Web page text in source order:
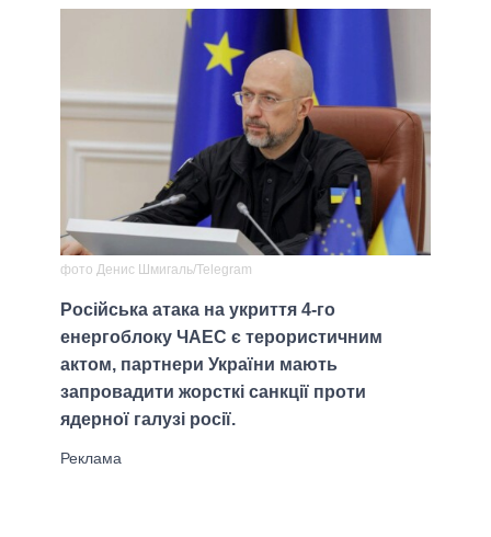
ВСІ ПЕРСОНИ
фото Денис Шмигаль/Telegram
Російська атака на укриття 4-го
енергоблоку ЧАЕС є терористичним
актом, партнери України мають
запровадити жорсткі санкції проти
ядерної галузі росії.